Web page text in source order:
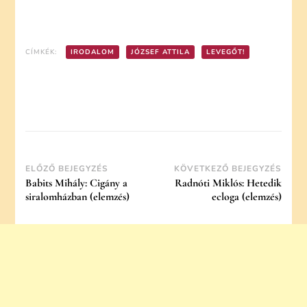
CÍMKÉK: IRODALOM JÓZSEF ATTILA LEVEGŐT!
Post
Navigation
ELŐZŐ BEJEGYZÉS
Babits Mihály: Cigány a
siralomházban (elemzés)
KÖVETKEZŐ BEJEGYZÉS
Radnóti Miklós: Hetedik
ecloga (elemzés)